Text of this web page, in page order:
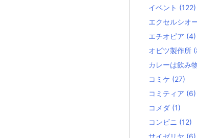
イベント (122)
エクセルシオ
エチオピア (4)
オビツ製作所
カレーは飲み
コミケ (27)
コミティア (6)
コメダ (1)
コンビニ (12)
サイゼリヤ (6)